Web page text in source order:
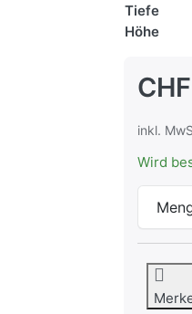
Tiefe
Höhe
inkl.
Wird